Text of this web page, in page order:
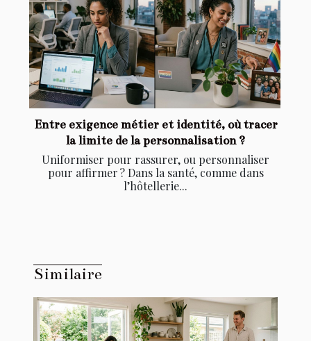
Entre exigence métier et identité, où tracer
la limite de la personnalisation ?
Uniformiser pour rassurer, ou personnaliser
pour affirmer ? Dans la santé, comme dans
l’hôtellerie...
Similaire